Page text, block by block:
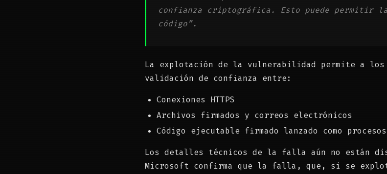
confianza criptográfica. Esto puede permitir
código”.
La explotación de la vulnerabilidad permite a los
validación de confianza entre:
Conexiones HTTPS
Archivos firmados y correos electrónicos
Código ejecutable firmado lanzado como
Los detalles técnicos de la falla aún no están
Microsoft confirma que la falla, que, si se